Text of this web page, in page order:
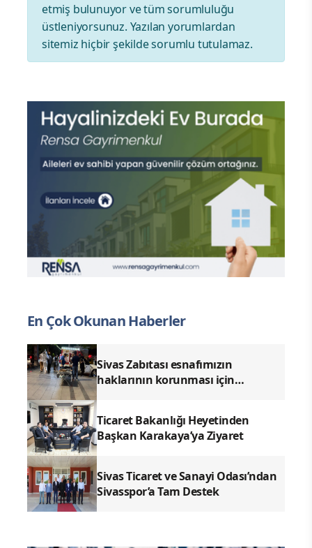
etmiş bulunuyor ve tüm sorumluluğu
üstleniyorsunuz. Yazılan yorumlardan
sitemiz hiçbir şekilde sorumlu tutulamaz.
En Çok Okunan Haberler
Sivas Zabıtası esnafımızın
haklarının korunması için
Ticaret Bakanlığı Heyetinden
Başkan Karakaya’ya Ziyaret
Sivas Ticaret ve Sanayi Odası’ndan
Sivasspor’a Tam Destek